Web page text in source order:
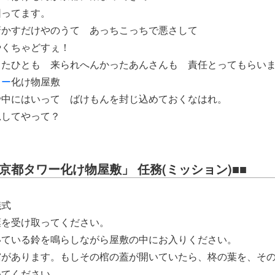
てます。
すだけやのうて あっちこっちで悪さして
ちゃどすぇ！
ひとも 来られへんかったあんさんも 責任とってもらいま
化け物屋敷
にはいって ばけもんを封じ込めておくなはれ。
てやって？
都タワー化け物屋敷」 任務(ミッション)■■
受け取ってください。
いる鈴を鳴らしながら屋敷の中にお入りください。
あります。もしその棺の蓋が開いていたら、柊の葉を、その